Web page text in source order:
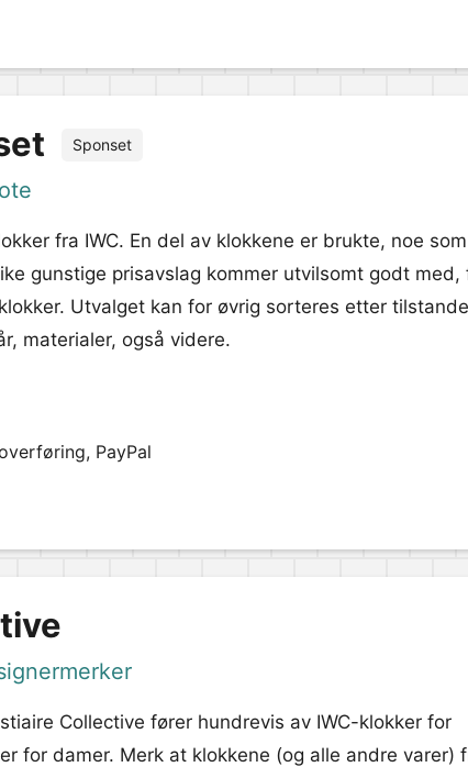
Sponset
fra IWC. En del av klokkene er brukte, noe som
gunstige prisavslag kommer utvilsomt godt med,
Utvalget kan for øvrig sorteres etter
materialer, også videre.
PayPal
Collective fører hundrevis av IWC-klokker for
for damer. Merk at klokkene (og alle andre varer)